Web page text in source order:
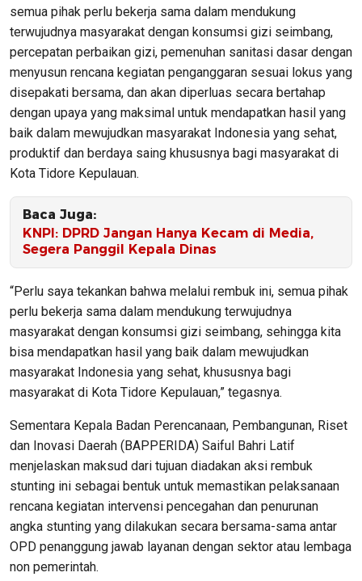
semua pihak perlu bekerja sama dalam mendukung
terwujudnya masyarakat dengan konsumsi gizi seimbang,
percepatan perbaikan gizi, pemenuhan sanitasi dasar dengan
menyusun rencana kegiatan penganggaran sesuai lokus yang
disepakati bersama, dan akan diperluas secara bertahap
dengan upaya yang maksimal untuk mendapatkan hasil yang
baik dalam mewujudkan masyarakat Indonesia yang sehat,
produktif dan berdaya saing khususnya bagi masyarakat di
Kota Tidore Kepulauan.
Baca Juga:
KNPI: DPRD Jangan Hanya Kecam di Media,
Segera Panggil Kepala Dinas
“Perlu saya tekankan bahwa melalui rembuk ini, semua pihak
perlu bekerja sama dalam mendukung terwujudnya
masyarakat dengan konsumsi gizi seimbang, sehingga kita
bisa mendapatkan hasil yang baik dalam mewujudkan
masyarakat Indonesia yang sehat, khususnya bagi
masyarakat di Kota Tidore Kepulauan,” tegasnya.
Sementara Kepala Badan Perencanaan, Pembangunan, Riset
dan Inovasi Daerah (BAPPERIDA) Saiful Bahri Latif
menjelaskan maksud dari tujuan diadakan aksi rembuk
stunting ini sebagai bentuk untuk memastikan pelaksanaan
rencana kegiatan intervensi pencegahan dan penurunan
angka stunting yang dilakukan secara bersama-sama antar
OPD penanggung jawab layanan dengan sektor atau lembaga
non pemerintah.